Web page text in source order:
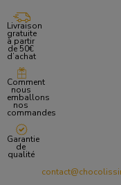
Livraison
gratuite
à partir
de 50€
d’achat
Comment
nous
emballons
nos
commandes
Garantie
de
qualité